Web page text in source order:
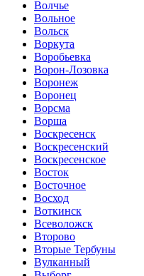
Волчье
Вольное
Вольск
Воркута
Воробьевка
Ворон-Лозовка
Воронеж
Воронец
Ворсма
Ворша
Воскресенск
Воскресенский
Воскресенское
Восток
Восточное
Восход
Воткинск
Всеволожск
Второво
Вторые Тербуны
Вулканный